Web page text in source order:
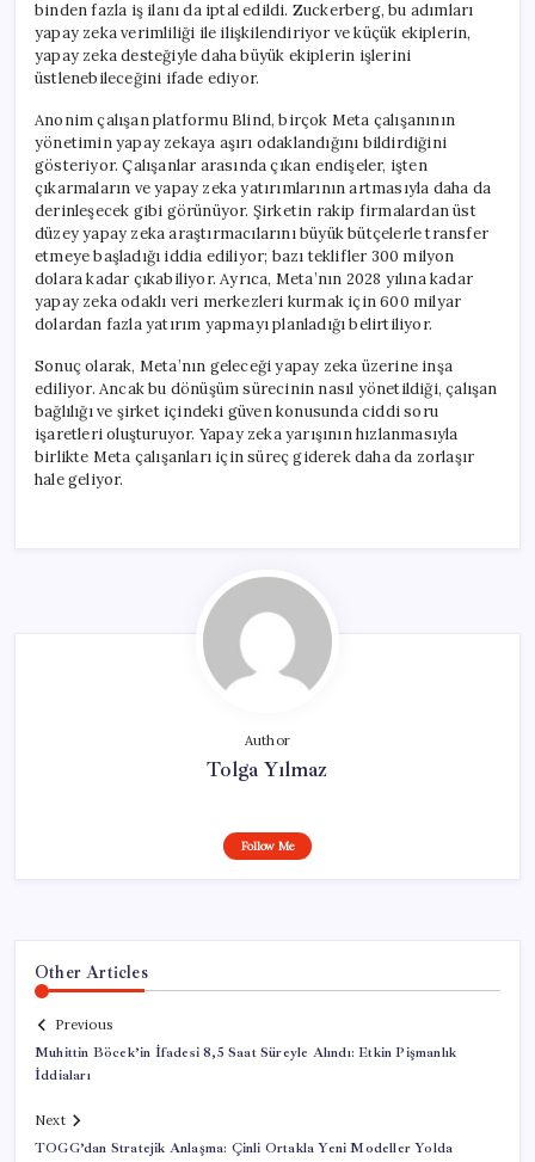
binden fazla iş ilanı da iptal edildi. Zuckerberg, bu adımları
yapay zeka verimliliği ile ilişkilendiriyor ve küçük ekiplerin,
yapay zeka desteğiyle daha büyük ekiplerin işlerini
üstlenebileceğini ifade ediyor.
Anonim çalışan platformu Blind, birçok Meta çalışanının
yönetimin yapay zekaya aşırı odaklandığını bildirdiğini
gösteriyor. Çalışanlar arasında çıkan endişeler, işten
çıkarmaların ve yapay zeka yatırımlarının artmasıyla daha da
derinleşecek gibi görünüyor. Şirketin rakip firmalardan üst
düzey yapay zeka araştırmacılarını büyük bütçelerle transfer
etmeye başladığı iddia ediliyor; bazı teklifler 300 milyon
dolara kadar çıkabiliyor. Ayrıca, Meta’nın 2028 yılına kadar
yapay zeka odaklı veri merkezleri kurmak için 600 milyar
dolardan fazla yatırım yapmayı planladığı belirtiliyor.
Sonuç olarak, Meta’nın geleceği yapay zeka üzerine inşa
ediliyor. Ancak bu dönüşüm sürecinin nasıl yönetildiği, çalışan
bağlılığı ve şirket içindeki güven konusunda ciddi soru
işaretleri oluşturuyor. Yapay zeka yarışının hızlanmasıyla
birlikte Meta çalışanları için süreç giderek daha da zorlaşır
hale geliyor.
Author
Tolga Yılmaz
Follow Me
Other Articles
Previous
Muhittin Böcek’in İfadesi 8,5 Saat Süreyle Alındı: Etkin Pişmanlık
İddiaları
Next
TOGG’dan Stratejik Anlaşma: Çinli Ortakla Yeni Modeller Yolda